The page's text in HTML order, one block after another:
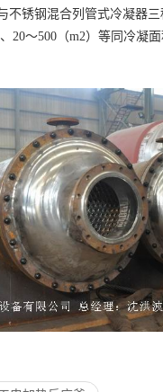
不锈钢混合列管式冷凝器
20～500（m2）等同冷凝面